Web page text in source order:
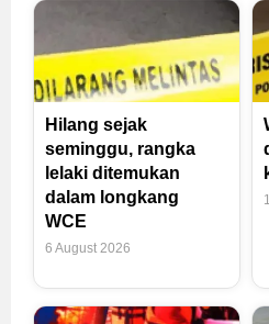
Hilang sejak
seminggu, rangka
lelaki ditemukan
dalam longkang
WCE
6 August 2026
Page